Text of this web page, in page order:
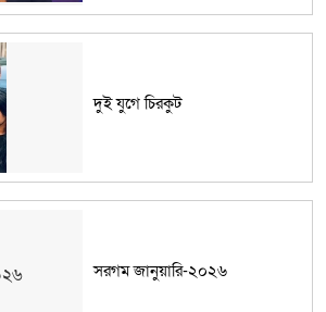
দুই যুগে চিরকুট
সরগম জানুয়ারি-২০২৬